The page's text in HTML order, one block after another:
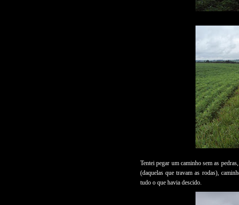
Tentei pegar um caminho sem as
(daquelas que travam as rodas),
tudo o que havia descido.